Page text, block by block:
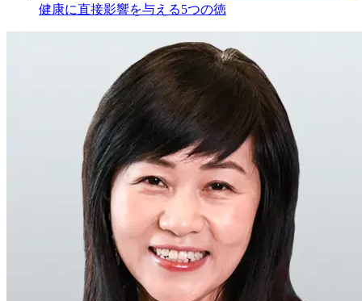
健康に直接影響を与える5つの徳